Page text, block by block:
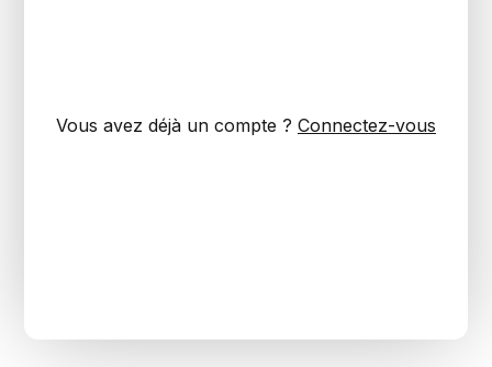
Vous avez déjà un compte ? Connectez-vous